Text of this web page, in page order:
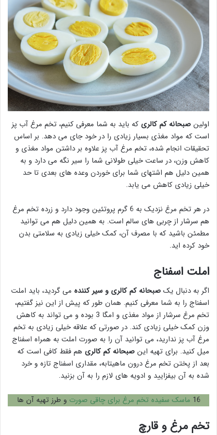
اولین صبحانه کم کالری که باید به شما معرفی کنیم، تخم مرغ آب پز
است که مواد مغذی بسیار زیادی را در خود جای می دهد. بر اساس
تحقیقات انجام شده، تخم مرغ آب پز علاوه بر داشتن مواد مغذی و
کاهش وزن، در ساعت خیلی طولانی شما را سیر نگه می دارد و به
همین دلیل هم اشتهای شما برای خوردن وعده های بعدی تا حد
خیلی زیادی کاهش می یابد.
در هر تخم مرغ نزدیک به 6 گرم پروتئین وجود دارد و زرده تخم مرغ
هم سرشار از چربی های سالم است. به همین دلیل هم می توانید
مطمئن باشید که با مصرف آن، کمک خیلی زیادی به سلامتی بدن
خود کرده اید.
املت اسفناج
اگر به دنبال یک صبحانه کم کالری و سیر کننده می گردید، باید املت
اسفناج را به شما معرفی کنیم. همان طور که پیش از این نیز گفتیم،
تخم مرغ سرشار از مواد مغذی و امگا 3 بوده و می تواند به کاهش
وزن کمک خیلی زیادی کند. در صورتی که علاقه خیلی زیادی به تخم
مرغ آب پز ندارید، می توانید آن را به صورت املت به همراه اسفناج
میل کنید. برای تهیه این صبحانه کم کالری هم فقط کافی است که
بعد از پختن تخم مرغ درون ماهیتابه، مقداری اسفناج تازه و خرد
شده به آن بیفزایید و ادویه های لازم را به آن بزنید.
16 ماسک سفیده تخم مرغ برای چاقی صورت و طرز تهیه آن ها
تخم مرغ و قارچ